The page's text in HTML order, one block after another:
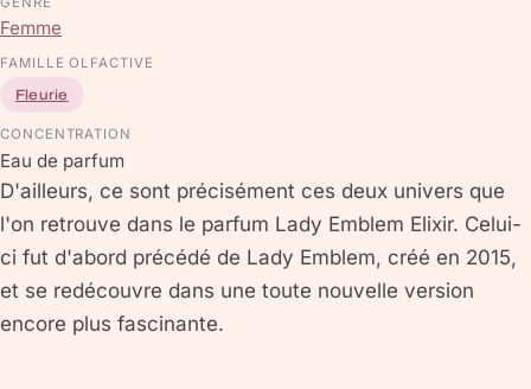
Femme
FAMILLE OLFACTIVE
Fleurie
CONCENTRATION
Eau de parfum
D'ailleurs, ce sont précisément ces deux univers que
l'on retrouve dans le parfum Lady Emblem Elixir. Celui-
ci fut d'abord précédé de Lady Emblem, créé en 2015,
et se redécouvre dans une toute nouvelle version
encore plus fascinante.